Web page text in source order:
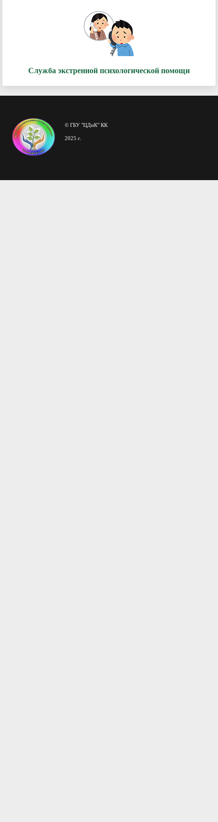
Служба экстренной психологической помощи
© ГБУ "ЦДиК" КК
2025 г.